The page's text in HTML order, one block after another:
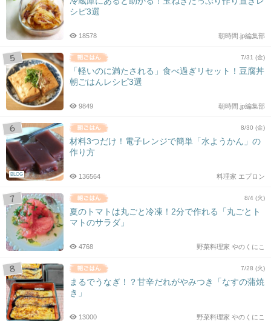
シピ3選
朝時間.jp編集部
18578
7/31 (金)
「軽いのに満たされる」食べ過ぎリセット！豆腐丼
朝ごはんレシピ3選
朝時間.jp編集部
9849
BLOG
8/30 (金)
材料3つだけ！電子レンジで簡単「水ようかん」の
作り方
料理家 エプロン
136564
8/4 (火)
夏のトマトは丸ごと冷凍！2分で作れる「丸ごとト
マトのサラダ」
野菜料理家 やのくにこ
4768
7/28 (火)
まるでうなぎ！？甘辛だれがやみつき「なすの蒲焼
き」
野菜料理家 やのくにこ
13000